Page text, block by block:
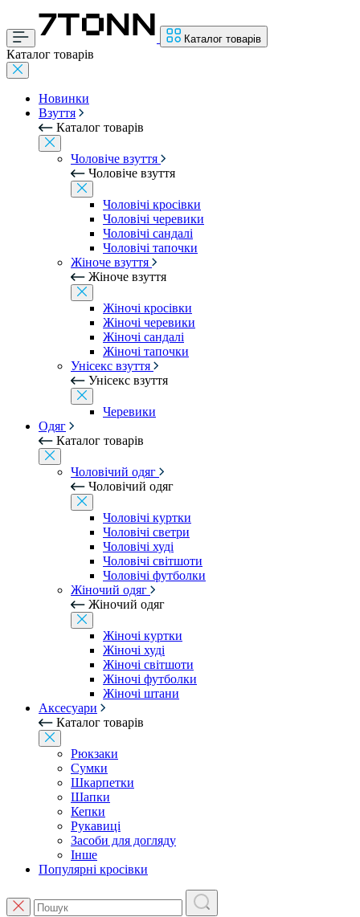
Каталог товарів
Каталог товарів
Новинки
Взуття
Каталог товарів
Чоловіче взуття
Чоловіче взуття
Чоловічі кросівки
Чоловічі черевики
Чоловічі сандалі
Чоловічі тапочки
Жіноче взуття
Жіноче взуття
Жіночі кросівки
Жіночі черевики
Жіночі сандалі
Жіночі тапочки
Унісекс взуття
Унісекс взуття
Черевики
Одяг
Каталог товарів
Чоловічий одяг
Чоловічий одяг
Чоловічі куртки
Чоловічі светри
Чоловічі худі
Чоловічі світшоти
Чоловічі футболки
Жіночий одяг
Жіночий одяг
Жіночі куртки
Жіночі худі
Жіночі світшоти
Жіночі футболки
Жіночі штани
Аксесуари
Каталог товарів
Рюкзаки
Сумки
Шкарпетки
Шапки
Кепки
Рукавиці
Засоби для догляду
Інше
Популярні кросівки